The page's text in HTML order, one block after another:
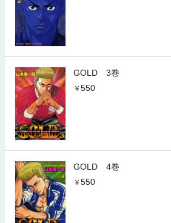
GOLD 3巻
550
GOLD 4巻
550